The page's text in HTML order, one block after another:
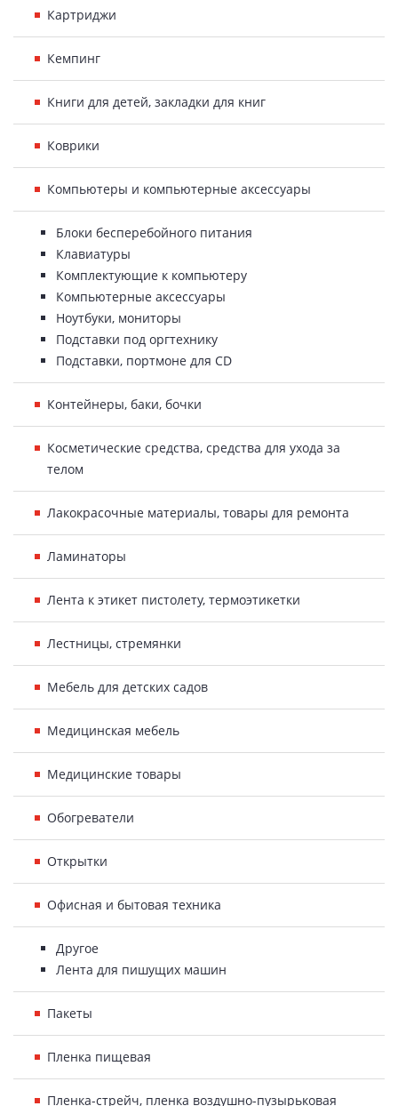
Картриджи
Кемпинг
Книги для детей, закладки для книг
Коврики
Компьютеры и компьютерные аксессуары
Блоки бесперебойного питания
Клавиатуры
Комплектующие к компьютеру
Компьютерные аксессуары
Ноутбуки, мониторы
Подставки под оргтехнику
Подставки, портмоне для CD
Контейнеры, баки, бочки
Косметические средства, средства для ухода за
телом
Лакокрасочные материалы, товары для ремонта
Ламинаторы
Лента к этикет пистолету, термоэтикетки
Лестницы, стремянки
Мебель для детских садов
Медицинская мебель
Медицинские товары
Обогреватели
Открытки
Офисная и бытовая техника
Другое
Лента для пишущих машин
Пакеты
Пленка пищевая
Пленка-стрейч, пленка воздушно-пузырьковая